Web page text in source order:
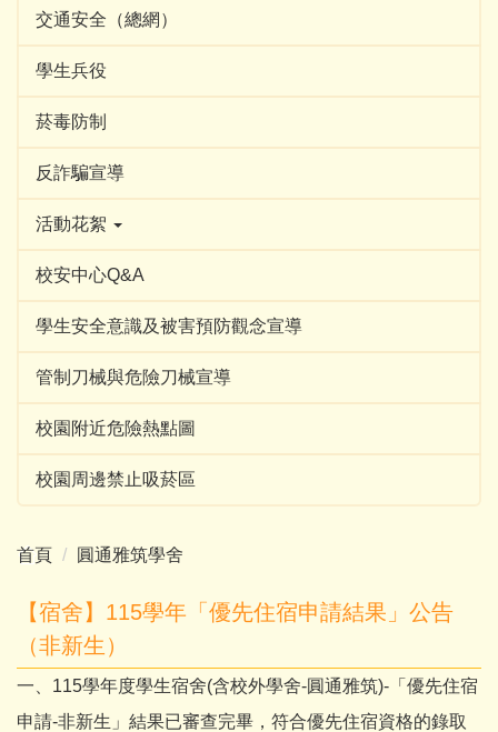
交通安全（總網）
學生兵役
菸毒防制
反詐騙宣導
活動花絮
校安中心Q&A
學生安全意識及被害預防觀念宣導
管制刀械與危險刀械宣導
校園附近危險熱點圖
校園周邊禁止吸菸區
首頁 圓通雅筑學舍
【宿舍】115學年「優先住宿申請結果」公告
（非新生）
一、115學年度學生宿舍(含校外學舍-圓通雅筑)-「優先住宿
申請-非新生」結果已審查完畢，符合優先住宿資格的錄取